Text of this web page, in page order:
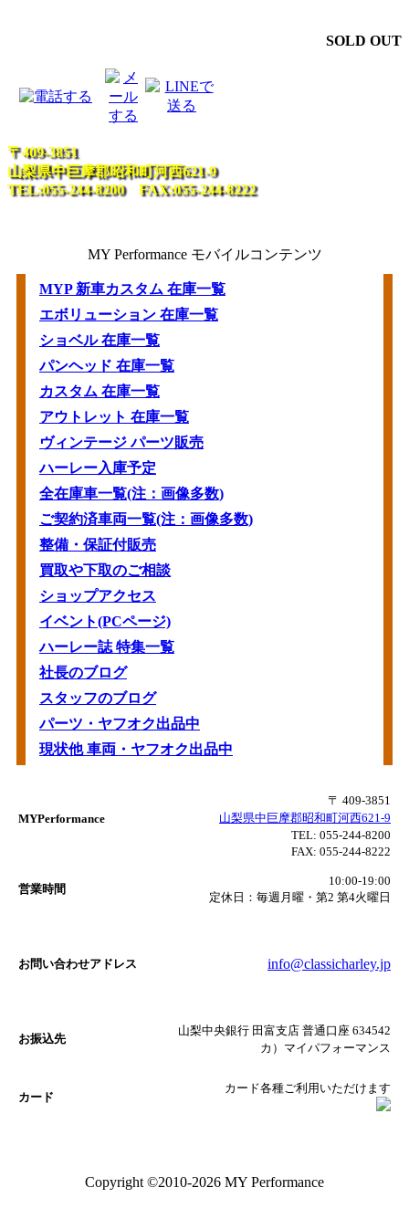
SOLD OUT
〒409-3851
山梨県中巨摩郡昭和町河西621-9
TEL:055-244-8200 FAX:055-244-8222
MY Performance モバイルコンテンツ
MYP 新車カスタム 在庫一覧
エボリューション 在庫一覧
ショベル 在庫一覧
パンヘッド 在庫一覧
カスタム 在庫一覧
アウトレット 在庫一覧
ヴィンテージ パーツ販売
ハーレー入庫予定
全在庫車一覧(注：画像多数)
ご契約済車両一覧(注：画像多数)
整備・保証付販売
買取や下取のご相談
ショップアクセス
イベント(PCページ)
ハーレー誌 特集一覧
社長のブログ
スタッフのブログ
パーツ・ヤフオク出品中
現状他 車両・ヤフオク出品中
MYPerformance
〒 409-3851
山梨県中巨摩郡昭和町河西621-9
TEL: 055-244-8200
FAX: 055-244-8222
営業時間
10:00-19:00
定休日：毎週月曜・第2 第4火曜日
お問い合わせアドレス info@classicharley.jp
お振込先
山梨中央銀行 田富支店 普通口座 634542
カ）マイパフォーマンス
カード
カード各種ご利用いただけます
Copyright ©2010-2026 MY Performance